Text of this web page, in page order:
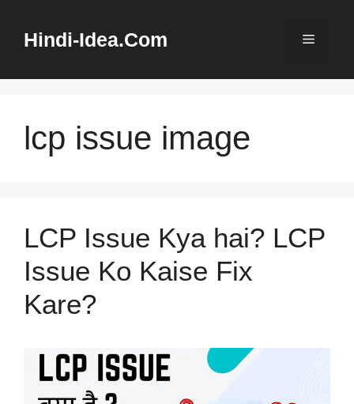
contentHindi-Idea.Com Menu
lcp issue image
LCP Issue Kya hai? LCP
Issue Ko Kaise Fix
Kare?